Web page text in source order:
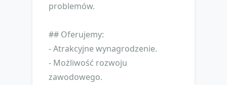
problemów.
## Oferujemy:
- Atrakcyjne wynagrodzenie.
- Możliwość rozwoju
zawodowego.